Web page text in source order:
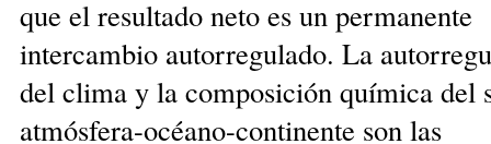
que el resultado neto es un permanente
intercambio autorregulado. La
del clima y la composición química del
atmós­fera-océano-continente son las